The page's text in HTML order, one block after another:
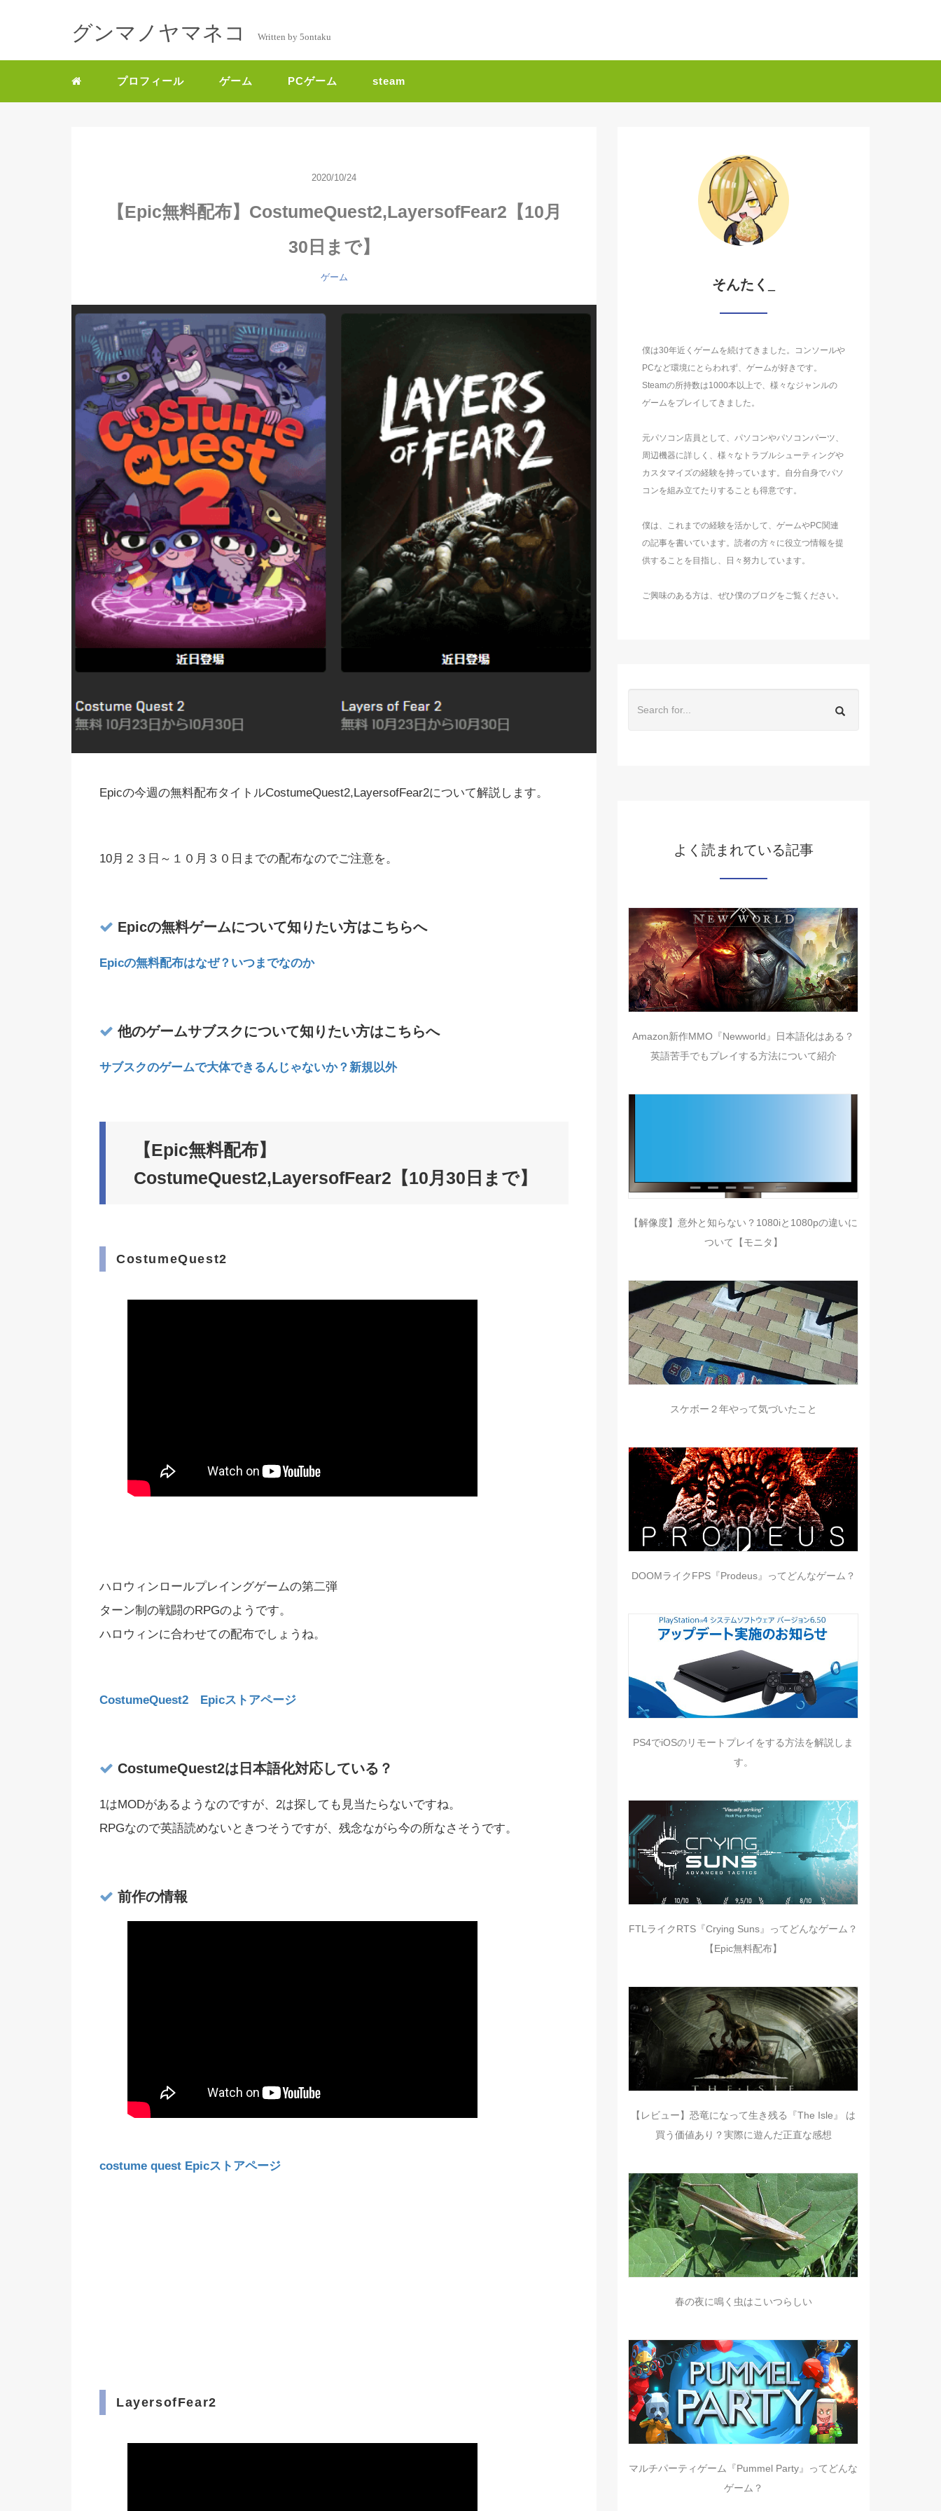
グンマノヤマネコ Written by 5ontaku
プロフィール ゲーム PCゲーム steam
2020/10/24
【Epic無料配布】CostumeQuest2,LayersofFear2【10月
30日まで】
ゲーム
Epicの今週の無料配布タイトルCostumeQuest2,LayersofFear2について解説します。
10月２３日～１０月３０日までの配布なのでご注意を。
Epicの無料ゲームについて知りたい方はこちらへ
Epicの無料配布はなぜ？いつまでなのか
他のゲームサブスクについて知りたい方はこちらへ
サブスクのゲームで大体できるんじゃないか？新規以外
【Epic無料配布】
CostumeQuest2,LayersofFear2【10月30日まで】
CostumeQuest2
ハロウィンロールプレイングゲームの第二弾
ターン制の戦闘のRPGのようです。
ハロウィンに合わせての配布でしょうね。
CostumeQuest2 Epicストアページ
CostumeQuest2は日本語化対応している？
1はMODがあるようなのですが、2は探しても見当たらないですね。
RPGなので英語読めないときつそうですが、残念ながら今の所なさそうです。
前作の情報
costume quest Epicストアページ
LayersofFear2
そんたく_
僕は30年近くゲームを続けてきました。コンソールや
PCなど環境にとらわれず、ゲームが好きです。
Steamの所持数は1000本以上で、様々なジャンルの
ゲームをプレイしてきました。
元パソコン店員として、パソコンやパソコンパーツ、
周辺機器に詳しく、様々なトラブルシューティングや
カスタマイズの経験を持っています。自分自身でパソ
コンを組み立てたりすることも得意です。
僕は、これまでの経験を活かして、ゲームやPC関連
の記事を書いています。読者の方々に役立つ情報を提
供することを目指し、日々努力しています。
ご興味のある方は、ぜひ僕のブログをご覧ください。
よく読まれている記事
Amazon新作MMO『Newworld』日本語化はある？
英語苦手でもプレイする方法について紹介
【解像度】意外と知らない？1080iと1080pの違いに
ついて【モニタ】
スケボー２年やって気づいたこと
DOOMライクFPS『Prodeus』ってどんなゲーム？
PS4でiOSのリモートプレイをする方法を解説しま
す。
FTLライクRTS『Crying Suns』ってどんなゲーム？
【Epic無料配布】
【レビュー】恐竜になって生き残る『The Isle』 は
買う価値あり？実際に遊んだ正直な感想
春の夜に鳴く虫はこいつらしい
マルチパーティゲーム『Pummel Party』ってどんな
ゲーム？